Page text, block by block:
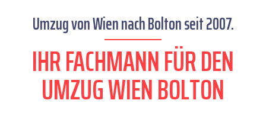
Umzug von Wien nach Bolton seit 2007.
IHR FACHMANN FÜR DEN
UMZUG WIEN BOLTON